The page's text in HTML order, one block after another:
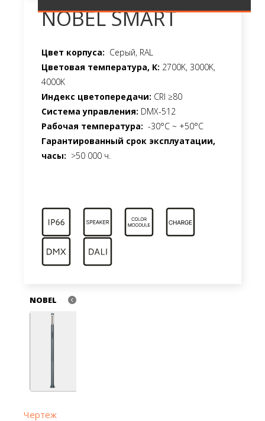
NOBEL SMART
Цвет корпуса: Серый, RAL
Цветовая температура, К: 2700K, 3000K,
4000K
Индекс цветопередачи: CRI ≥80
Система управления: DMX-512
Рабочая температура: -30°C ~ +50°C
Гарантированный срок эксплуатации,
часы: >50 000 ч.
NOBEL
Чертеж